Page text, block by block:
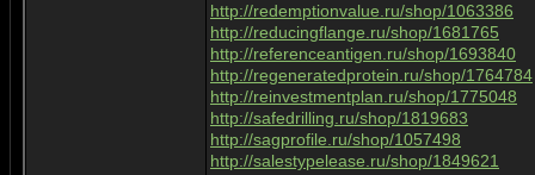
http://redemptionvalue.ru/shop/1063386
http://reducingflange.ru/shop/1681765
http://referenceantigen.ru/shop/1693840
http://regeneratedprotein.ru/shop/1764784
http://reinvestmentplan.ru/shop/1775048
http://safedrilling.ru/shop/1819683
http://sagprofile.ru/shop/1057498
http://salestypelease.ru/shop/1849621